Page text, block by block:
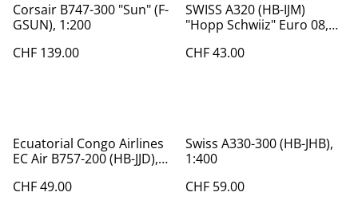
Corsair B747-300 "Sun" (F-
GSUN), 1:200
CHF 139.00
SWISS A320 (HB-IJM)
"Hopp Schwiiz" Euro 08,
CHF 43.00
Ecuatorial Congo Airlines
EC Air B757-200 (HB-JJD),
CHF 49.00
Swiss A330-300 (HB-JHB),
1:400
CHF 59.00